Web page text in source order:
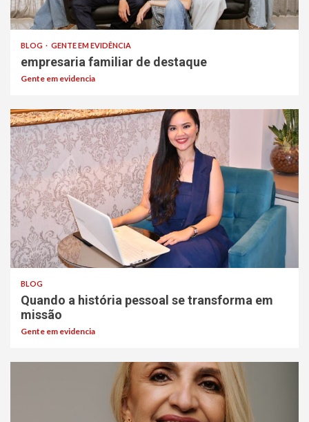
BLOG GENTE EM EVIDÊNCIA
empresaria familiar de destaque
Gente em evidencia
BLOG
Quando a história pessoal se transforma em
missão
Gente em evidencia